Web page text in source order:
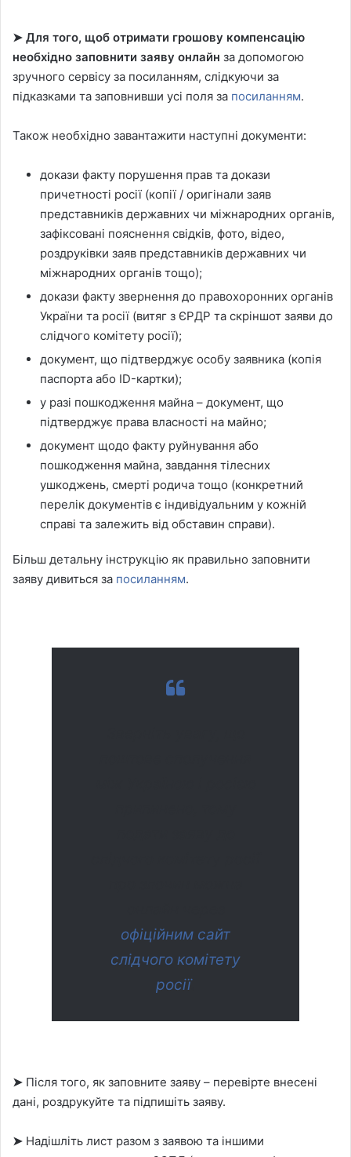
➤ Для того, щоб отримати грошову компенсацію
необхідно заповнити заяву онлайн за допомогою
зручного сервісу за посиланням, слідкуючи за
підказками та заповнивши усі поля за посиланням.
Також необхідно завантажити наступні документи:
докази факту порушення прав та докази
причетності росії (копії / оригінали заяв
представників державних чи міжнародних органів,
зафіксовані пояснення свідків, фото, відео,
роздруківки заяв представників державних чи
міжнародних органів тощо);
докази факту звернення до правохоронних органів
України та росії (витяг з ЄРДР та скріншот заяви до
слідчого комітету росії);
документ, що підтверджує особу заявника (копія
паспорта або ID-картки);
у разі пошкодження майна – документ, що
підтверджує права власності на майно;
документ щодо факту руйнування або
пошкодження майна, завдання тілесних
ушкоджень, смерті родича тощо (конкретний
перелік документів є індивідуальним у кожній
справі та залежить від обставин справи).
Більш детальну інструкцію як правильно заповнити
заяву дивиться за посиланням.
офіційним сайт
слідчого комітету
росії.
➤ Після того, як заповните заяву – перевірте внесені
дані, роздрукуйте та підпишіть заяву.
➤ Надішліть лист разом з заявою та іншими